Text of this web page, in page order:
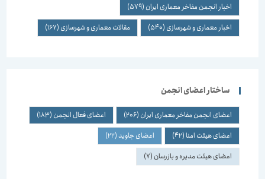
اخبار انجمن مفاخر معماری ایران(579)
اخبار معماری و شهرسازی(540) مقالات معماری و شهرسازی(167)
ساختار اعضای انجمن
اعضای انجمن مفاخر معماری ایران(206) اعضای فعال انجمن(183)
اعضای هیئت امنا (42) اعضای جاوید(22)
اعضای هیئت مدیره و بازرسان(7)